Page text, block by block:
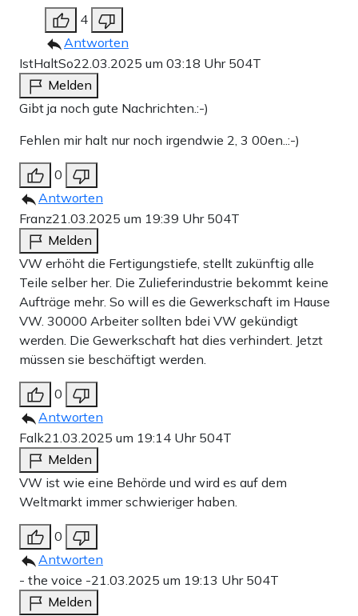
4
Antworten
IstHaltSo22.03.2025 um 03:18 Uhr 504T
Melden
Gibt ja noch gute Nachrichten.:-)
Fehlen mir halt nur noch irgendwie 2, 3 00en..:-)
0
Antworten
Franz21.03.2025 um 19:39 Uhr 504T
Melden
VW erhöht die Fertigungstiefe, stellt zukünftig alle
Teile selber her. Die Zulieferindustrie bekommt keine
Aufträge mehr. So will es die Gewerkschaft im Hause
VW. 30000 Arbeiter sollten bdei VW gekündigt
werden. Die Gewerkschaft hat dies verhindert. Jetzt
müssen sie beschäftigt werden.
0
Antworten
Falk21.03.2025 um 19:14 Uhr 504T
Melden
VW ist wie eine Behörde und wird es auf dem
Weltmarkt immer schwieriger haben.
0
Antworten
- the voice -21.03.2025 um 19:13 Uhr 504T
Melden